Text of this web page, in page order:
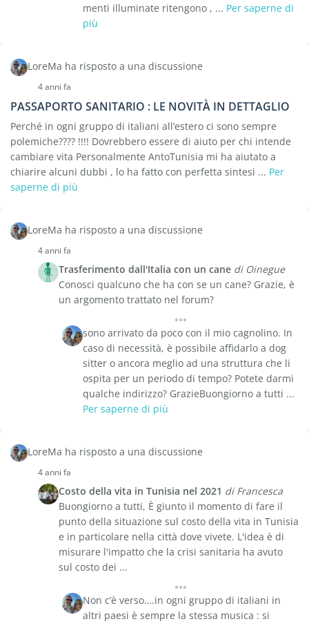
menti illuminate ritengono , ... Per saperne di
più
LoreMa ha risposto a una discussione
4 anni fa
PASSAPORTO SANITARIO : LE NOVITÀ IN DETTAGLIO
Perché in ogni gruppo di italiani all’estero ci sono sempre
polemiche???? !!!! Dovrebbero essere di aiuto per chi intende
cambiare vita Personalmente AntoTunisia mi ha aiutato a
chiarire alcuni dubbi , lo ha fatto con perfetta sintesi ... Per
saperne di più
LoreMa ha risposto a una discussione
4 anni fa
Trasferimento dall'Italia con un cane di Oinegue
Conosci qualcuno che ha con se un cane? Grazie, è
un argomento trattato nel forum?
sono arrivato da poco con il mio cagnolino. In
caso di necessità, è possibile affidarlo a dog
sitter o ancora meglio ad una struttura che li
ospita per un periodo di tempo? Potete darmi
qualche indirizzo? GrazieBuongiorno a tutti ...
Per saperne di più
LoreMa ha risposto a una discussione
4 anni fa
Costo della vita in Tunisia nel 2021 di Francesca
Buongiorno a tutti, È giunto il momento di fare il
punto della situazione sul costo della vita in Tunisia
e in particolare nella città dove vivete. L'idea è di
misurare l'impatto che la crisi sanitaria ha avuto
sul costo dei ...
Non c’è verso….in ogni gruppo di italiani in
altri paesi è sempre la stessa musica : si